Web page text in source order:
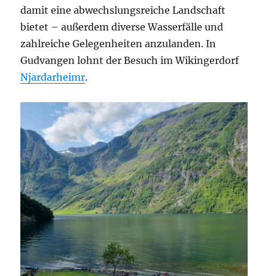
damit eine abwechslungsreiche Landschaft
bietet – außerdem diverse Wasserfälle und
zahlreiche Gelegenheiten anzulanden. In
Gudvangen lohnt der Besuch im Wikingerdorf
Njardarheimr.